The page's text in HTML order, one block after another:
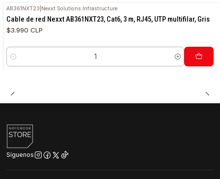
AB361NXT23 Nexxt Solutions Infrastructure
Cable de red Nexxt AB361NXT23, Cat6, 3 m, RJ45, UTP multifilar, Gris
$3.990 CLP
Cantidad
Síguenos